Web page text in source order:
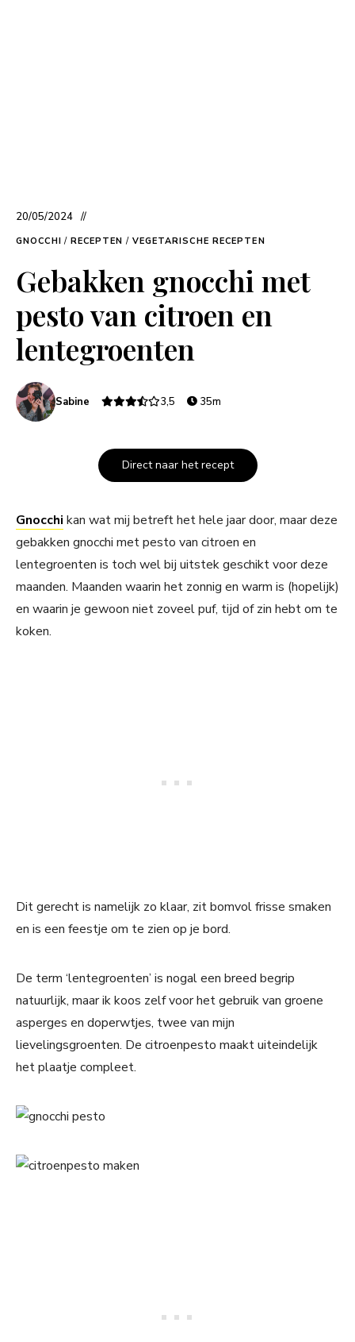
20/05/2024
GNOCCHI / RECEPTEN / VEGETARISCHE RECEPTEN
Gebakken gnocchi met
pesto van citroen en
lentegroenten
Sabine 3,5 35m
Direct naar het recept
Gnocchi kan wat mij betreft het hele jaar door, maar deze
gebakken gnocchi met pesto van citroen en
lentegroenten is toch wel bij uitstek geschikt voor deze
maanden. Maanden waarin het zonnig en warm is (hopelijk)
en waarin je gewoon niet zoveel puf, tijd of zin hebt om te
koken.
Dit gerecht is namelijk zo klaar, zit bomvol frisse smaken
en is een feestje om te zien op je bord.
De term ‘lentegroenten’ is nogal een breed begrip
natuurlijk, maar ik koos zelf voor het gebruik van groene
asperges en doperwtjes, twee van mijn
lievelingsgroenten. De citroenpesto maakt uiteindelijk
het plaatje compleet.